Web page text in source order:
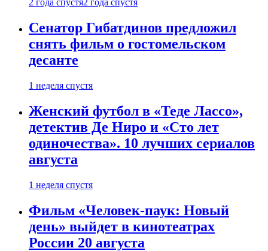
2 года спустя2 года спустя
Сенатор Гибатдинов предложил
снять фильм о гостомельском
десанте
1 неделя спустя
Женский футбол в «Теде Лассо»,
детектив Де Ниро и «Сто лет
одиночества». 10 лучших сериалов
августа
1 неделя спустя
Фильм «Человек-паук: Новый
день» выйдет в кинотеатрах
России 20 августа